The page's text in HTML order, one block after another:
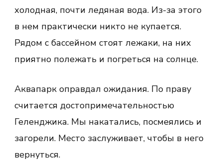
холодная, почти ледяная вода. Из-за этого
в нем практически никто не купается.
Рядом с бассейном стоят лежаки, на них
приятно полежать и погреться на солнце.
Аквапарк оправдал ожидания. По праву
считается достопримечательностью
Геленджика. Мы накатались, посмеялись и
загорели. Место заслуживает, чтобы в него
вернуться.